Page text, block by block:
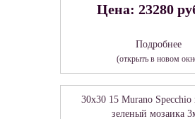
Цена: 23280
Подробнее
(открыть в новом
30x30 15 Murano Specchio
зеленый мозаика